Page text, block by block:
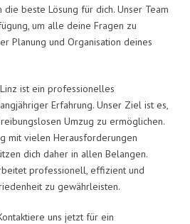
beste Lösung für dich. Unser Team
um alle deine Fragen zu
Planung und Organisation deines
ist ein professionelles
Erfahrung. Unser Ziel ist es,
Umzug zu ermöglichen.
mit vielen Herausforderungen
dich daher in allen Belangen.
professionell, effizient und
zu gewährleisten.
uns jetzt für ein